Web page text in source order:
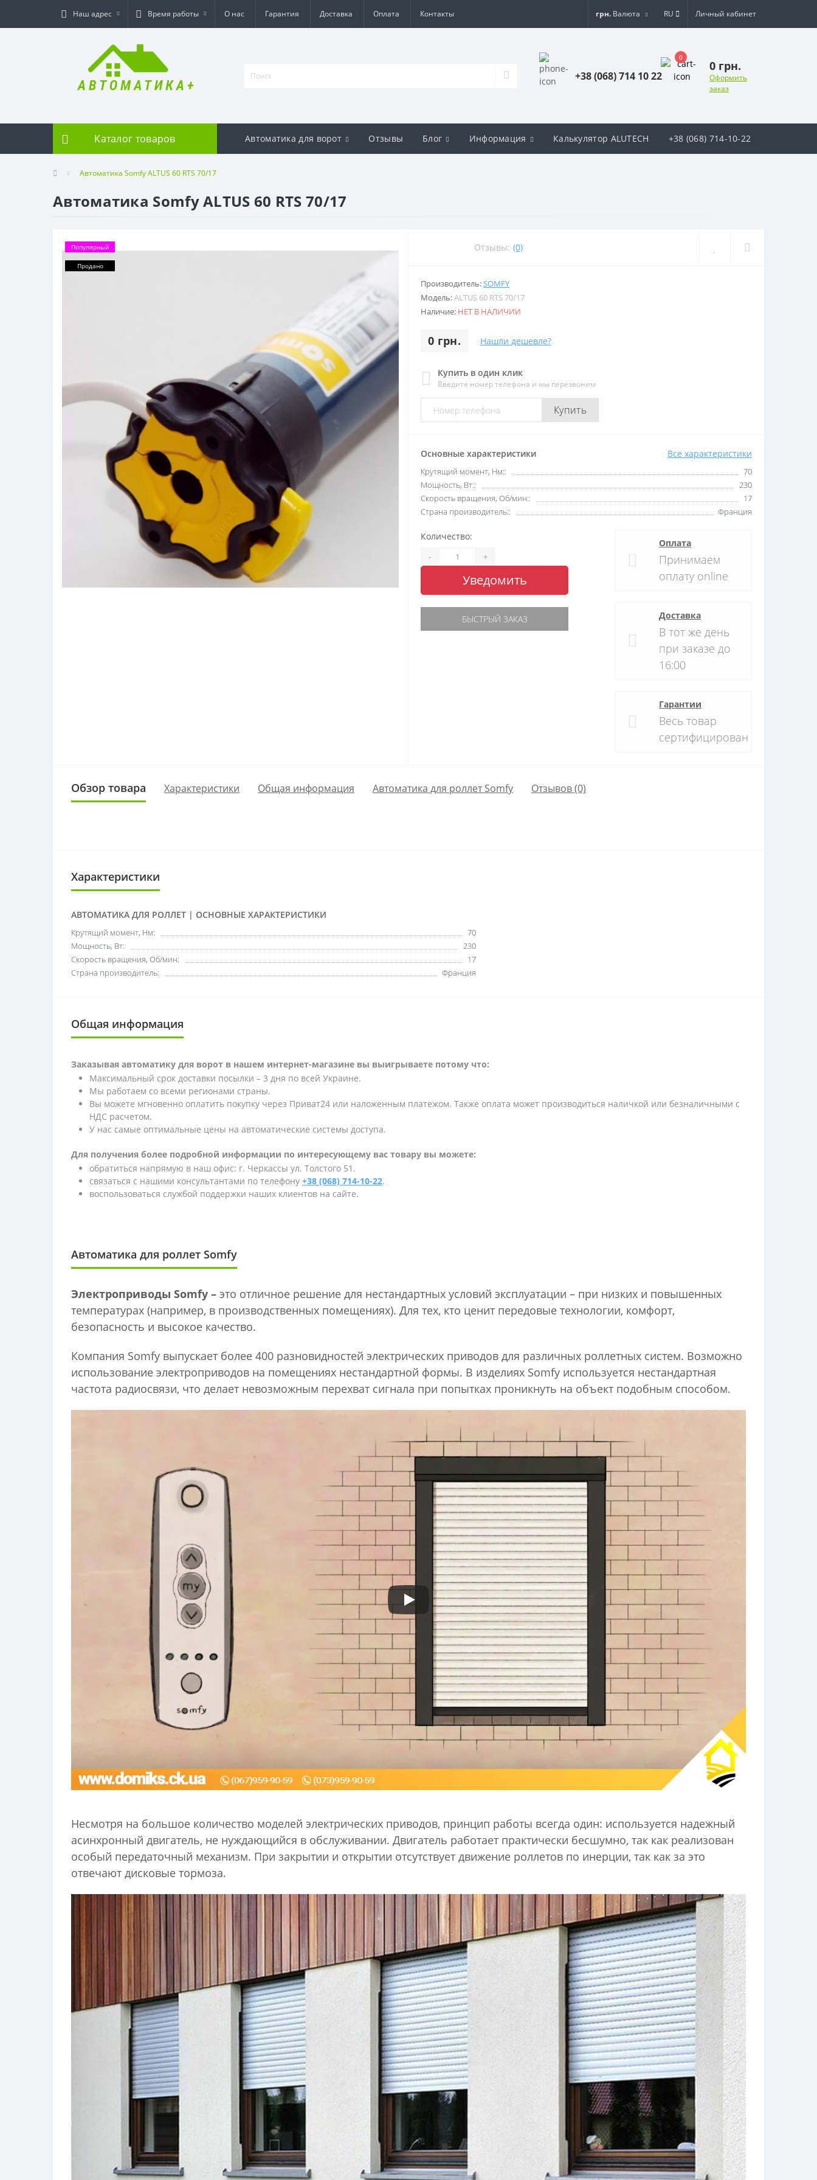
Наш адрес Время работы О нас Гарантия Доставка Оплата Контакты грн. Валюта RU Личный кабинет
+38 (068) 714 10 22
0
0 грн.
Оформить
заказ
Каталог товаров Автоматика для ворот Отзывы Блог Информация Калькулятор ALUTECH +38 (068) 714-10-22
Автоматика Somfy ALTUS 60 RTS 70/17
Автоматика Somfy ALTUS 60 RTS 70/17
Популярный
Продано
Отзывы: (0)
Производитель:SOMFY
Модель:ALTUS 60 RTS 70/17
Наличие: НЕТ В НАЛИЧИИ
0 грн. Нашли дешевле?
Купить в один клик
Введите номер телефона и мы перезвоним
Купить
Основные характеристики Все характеристики
Крутящий момент, Нм::
70
Мощность, Вт::
230
Скорость вращения, Об/мин::
17
Страна производитель::
Франция
Количество:
- +
Уведомить
БЫСТРЫЙ ЗАКАЗ
Оплата
Принимаем
оплату online
Доставка
В тот же день
при заказе до
16:00
Гарантии
Весь товар
сертифицирован
Обзор товара Характеристики Общая информация Автоматика для роллет Somfy Отзывов (0)
Характеристики
АВТОМАТИКА ДЛЯ РОЛЛЕТ | ОСНОВНЫЕ ХАРАКТЕРИСТИКИ
Крутящий момент, Нм:
70
Мощность, Вт:
230
Скорость вращения, Об/мин:
17
Страна производитель:
Франция
Общая информация
Заказывая автоматику для ворот в нашем интернет-магазине вы выигрываете потому что:
Максимальный срок доставки посылки – 3 дня по всей Украине.
Мы работаем со всеми регионами страны.
Вы можете мгновенно оплатить покупку через Приват24 или наложенным платежом. Также оплата может производиться наличкой или безналичными с
НДС расчетом.
У нас самые оптимальные цены на автоматические системы доступа.
Для получения более подробной информации по интересующему вас товару вы можете:
обратиться напрямую в наш офис: г. Черкассы ул. Толстого 51.
связаться с нашими консультантами по телефону +38 (068) 714-10-22.
воспользоваться службой поддержки наших клиентов на сайте.
Автоматика для роллет Somfy
Электроприводы Somfy – это отличное решение для нестандартных условий эксплуатации – при низких и повышенных
температурах (например, в производственных помещениях). Для тех, кто ценит передовые технологии, комфорт,
безопасность и высокое качество.
Компания Somfy выпускает более 400 разновидностей электрических приводов для различных роллетных систем. Возможно
использование электроприводов на помещениях нестандартной формы. В изделиях Somfy используется нестандартная
частота радиосвязи, что делает невозможным перехват сигнала при попытках проникнуть на объект подобным способом.
Несмотря на большое количество моделей электрических приводов, принцип работы всегда один: используется надежный
асинхронный двигатель, не нуждающийся в обслуживании. Двигатель работает практически бесшумно, так как реализован
особый передаточный механизм. При закрытии и открытии отсутствует движение роллетов по инерции, так как за это
отвечают дисковые тормоза.